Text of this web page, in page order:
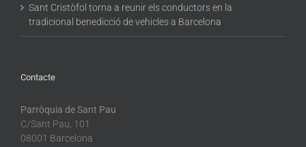
Sant Cristòfol torna a reunir els conductors en la
tradicional benedicció de vehicles a Barcelona
Contacte
Parròquia de Sant Pau
C/Sant Pau, 101
08001 Barcelona